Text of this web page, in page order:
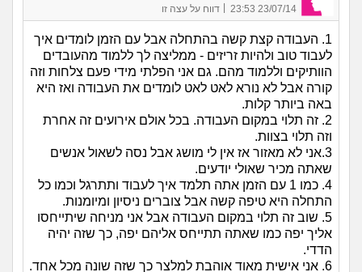
23/07/14 23:53
| דווח על עצה זו
1. העבודה קצת קשה בהתחלה אבל עם הזמן לומדים איך
לעבוד טוב ולהיות זריזים - ממליצה לך ללמוד מהעובדים
הוותיקים וללמוד מהם. גם אני הפלתי מידי פעם צלחות וזה
קורה אבל לא נורא לאט לאט לומדים את העבודה ואז היא
באה ביותר קלות.
2. זה תלוי במקום העבודה. בכל אולם אירועים זה אחרת
וזה תלוי בצוות.
3.אני לא מאזור אז אין לי מושג אבל נסה לשאול אנשים
שאתה מכיר שאולי יודעים.
4. כמו 1 עם הזמן אתה תלמד איך לעבוד ותתרגל וכמו כל
התחלה היא טיפה קשה אבל צוברים ניסיון ומיומנות.
5. שוב זה תלוי במקום העבודה אבל אני מניחה שיתייחסו
אליך יפה כמו שאתה תתייחס אליהם יפה, כך שזה יהיה
הדדי.
6. אני אישית מאוד אוהבת למלצר כך שזה שונה מכל אחד.